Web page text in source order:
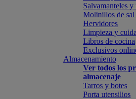
Salvamanteles y
Molinillos de sal
Hervidores
Limpieza y
Libros de cocina
Exclusivos
Almacenamiento
Ver todos los
almacenaje
Tarros y botes
Porta utensilios